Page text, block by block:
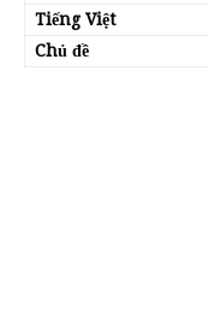
Tiếng Việt
Chủ đề